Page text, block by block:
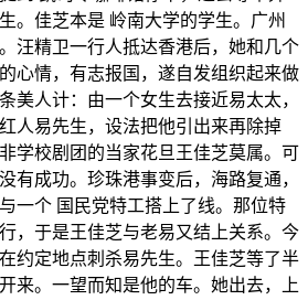
。佳芝本是 岭南大学的学生。广州
汪精卫一行人抵达香港后，她和几个
心情，有志报国，遂自发组织起来做
美人计：由一个女生去接近易太太，
人易先生，设法把他引出来再除掉
学校剧团的当家花旦王佳芝莫属。可
有成功。珍珠港事变后，海路复通，
一个 国民党特工搭上了线。那位特
，于是王佳芝与老易又结上关系。今
约定地点刺杀易先生。王佳芝等了半
来。一望而知是他的车。她出去，上